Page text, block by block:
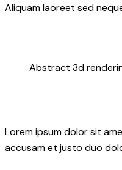
Aliquam laoreet sed
Abstract 3d
Lorem ipsum dolor sit
accusam et justo duo